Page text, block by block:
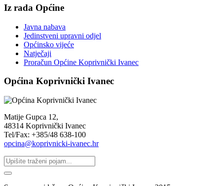
Iz rada Općine
Javna nabava
Jedinstveni upravni odjel
Općinsko vijeće
Natječaji
Proračun Općine Koprivnički Ivanec
Općina Koprivnički Ivanec
Matije Gupca 12,
48314 Koprivnički Ivanec
Tel/Fax: +385/48 638-100
opcina@koprivnicki-ivanec.hr